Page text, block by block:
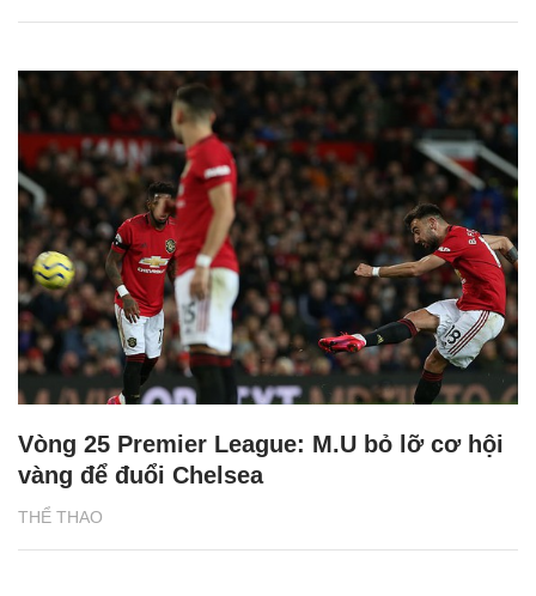
THỂ THAO
Vòng 25 Premier League: M.U bỏ lỡ cơ hội
vàng để đuổi Chelsea